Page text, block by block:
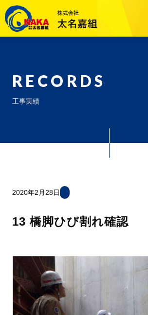
RECORDS
工事実績
2020年2月28日
13 橋脚ひび割れ確認